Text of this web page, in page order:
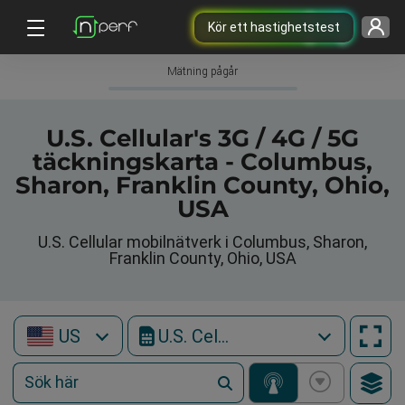
Kör ett hastighetstest
Mätning pågår
U.S. Cellular's 3G / 4G / 5G
täckningskarta - Columbus,
Sharon, Franklin County, Ohio,
USA
U.S. Cellular mobilnätverk i Columbus, Sharon,
Franklin County, Ohio, USA
US U.S. Cellular